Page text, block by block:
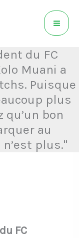
du FC
Muani a
Puisque
plus
qu’un bon
au
plus."
FC